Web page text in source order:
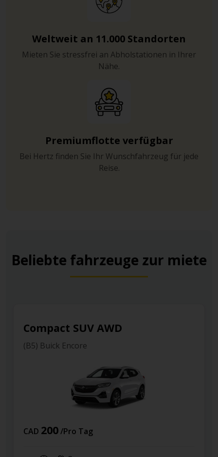
Weltweit an 11.000 Standorten
Mieten Sie stressfrei an Abholstationen in Ihrer
Nähe.
Premiumflotte verfügbar
Bei Hertz finden Sie Ihr Wunschfahrzeug für jede
Reise.
Beliebte fahrzeuge zur miete
Compact